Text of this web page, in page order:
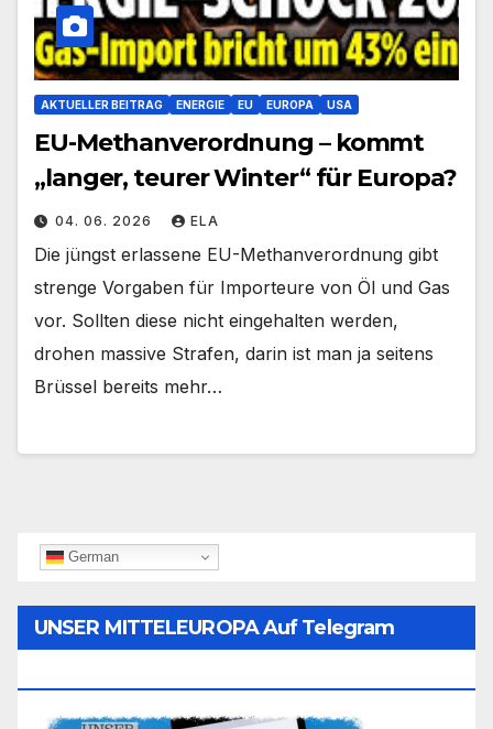
AKTUELLER BEITRAG ENERGIE EU EUROPA USA
EU-Methanverordnung – kommt
„langer, teurer Winter“ für Europa?
04. 06. 2026 ELA
Die jüngst erlassene EU-Methanverordnung gibt
strenge Vorgaben für Importeure von Öl und Gas
vor. Sollten diese nicht eingehalten werden,
drohen massive Strafen, darin ist man ja seitens
Brüssel bereits mehr…
German
UNSER MITTELEUROPA Auf Telegram